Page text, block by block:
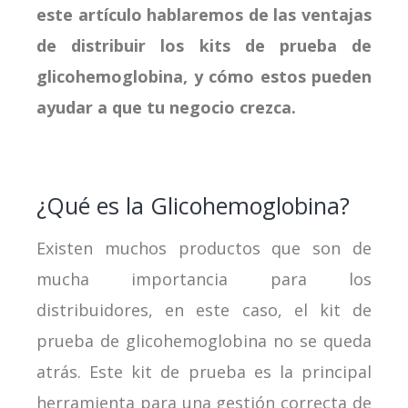
este artículo hablaremos de las ventajas
de distribuir los kits de prueba de
glicohemoglobina, y cómo estos pueden
ayudar a que tu negocio crezca.
¿Qué es la Glicohemoglobina?
Existen muchos productos que son de
mucha importancia para los
distribuidores, en este caso, el kit de
prueba de glicohemoglobina no se queda
atrás. Este kit de prueba es la principal
herramienta para una gestión correcta de